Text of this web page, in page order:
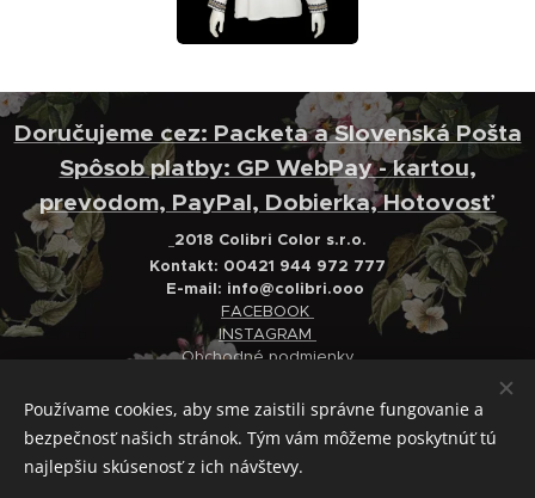
Doručujeme cez: Packeta a Slovenská Pošta
Spôsob platby: GP WebPay - kartou,
prevodom, PayPal, Dobierka, Hotovosť
2018 Colibri Color s.r.o.
Kontakt: 00421 944 972 777
E-mail: info@colibri.ooo
FACEBOOK
INSTAGRAM
Obchodné podmienky
Reklamačný poriadok
Cookies
Používame cookies, aby sme zaistili správne fungovanie a
bezpečnosť našich stránok. Tým vám môžeme poskytnúť tú
najlepšiu skúsenosť z ich návštevy.